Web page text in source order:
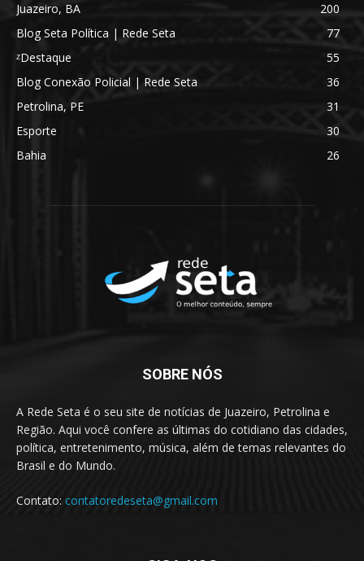
Juazeiro, BA
200
Blog Seta Política | Rede Seta
77
ᶻDestaque
55
Blog Conexão Policial | Rede Seta
36
Petrolina, PE
31
Esporte
30
Bahia
26
SOBRE NÓS
A Rede Seta é o seu site de notícias de Juazeiro, Petrolina e
Região. Aqui você confere as últimas do cotidiano das cidades,
política, entretenimento, música, além de temas relevantes do
Brasil e do Mundo.
Contato: contatoredeseta@gmail.com